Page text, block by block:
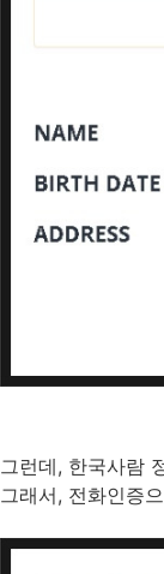
그런데, 한국사람
그래서, 전화인증